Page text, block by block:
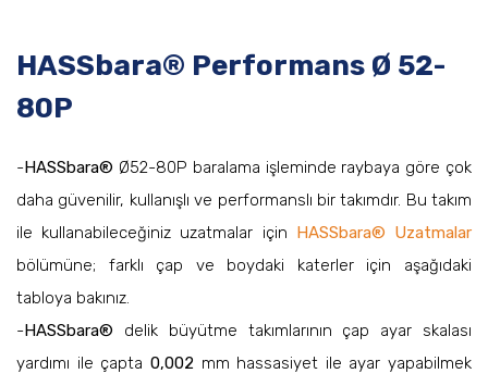
HASSbara® Performans Ø 52-
80P
-HASSbara® Ø52-80P baralama işleminde raybaya göre çok
daha güvenilir, kullanışlı ve performanslı bir takımdır. Bu takım
ile kullanabileceğiniz uzatmalar için HASSbara® Uzatmalar
bölümüne; farklı çap ve boydaki katerler için aşağıdaki
tabloya bakınız.
-HASSbara® delik büyütme takımlarının çap ayar skalası
yardımı ile çapta 0,002 mm hassasiyet ile ayar yapabilmek